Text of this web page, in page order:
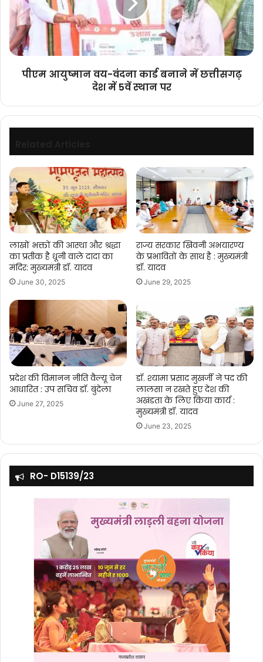
कार्ड
बनाने
छत्तीसगढ़
देश
पर
पीएम आयुष्मान वय-वंदना कार्ड बनाने में छत्तीसगढ़
देश में 5वें स्थान पर
लाखों भक्तों की आस्था और श्रद्धा
का प्रतीक है धूनी वाले दादा का
मंदिर: मुख्यमंत्री डॉ. यादव
June 30, 2025
राज्य सरकार खिवनी अभयारण्य
के प्रभावितों के साथ है : मुख्यमंत्री
डॉ. यादव
June 29, 2025
प्रदेश की विमानन नीति वैल्यू चेन
आधारित : उप सचिव डॉ. बुंदेला
June 27, 2025
डॉ. श्यामा प्रसाद मुखर्जी ने पद की
लालसा न रखते हुए देश की
अखंडता के लिए किया कार्य :
मुख्यमंत्री डॉ. यादव
June 23, 2025
RO- D15139/23